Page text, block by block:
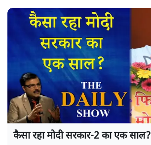
कैसा रहा मोदी सरकार-2 का एक साल?